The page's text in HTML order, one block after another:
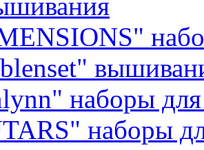
наборы
наборы